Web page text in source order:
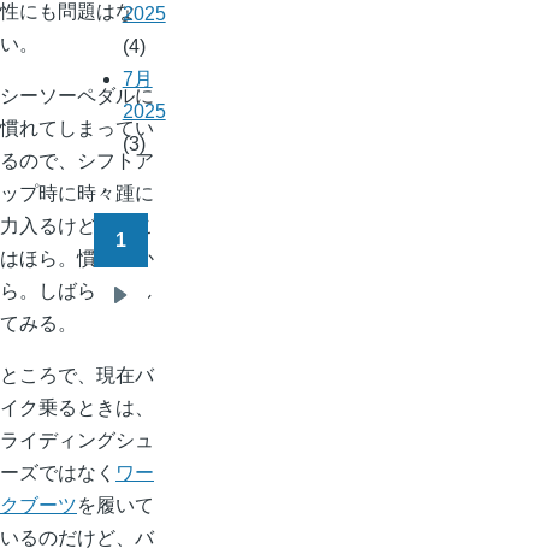
性にも問題はな
い。
シーソーペダルに
慣れてしまってい
るので、シフトア
ップ時に時々踵に
力入るけど、そこ
はほら。慣れだか
ら。しばらく試し
てみる。
ところで、現在バ
イク乗るときは、
ライディングシュ
ーズではなく ワー
クブーツを履いて
いるのだけど、バ
2025
(4)
7月
2025
(3)
ペ
ー
り
1
ー
ジ